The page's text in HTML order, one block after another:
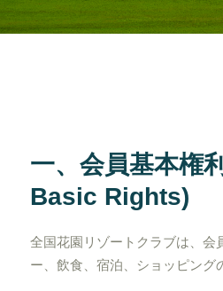
一、会員基本権
Basic Rights)
全国花園リゾートクラブは、会
ー、飲食、宿泊、ショッピング